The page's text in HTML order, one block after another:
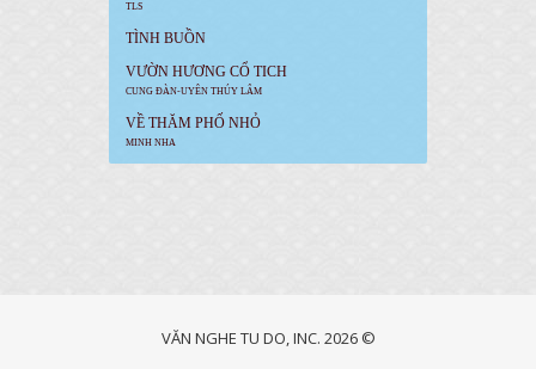
TLS
TÌNH BUỒN
VƯỜN HƯƠNG CỔ TICH
CUNG ĐÀN-UYÊN THÚY LÂM
VỀ THĂM PHỐ NHỎ
MINH NHA
VĂN NGHE TU DO, INC. 2026 ©